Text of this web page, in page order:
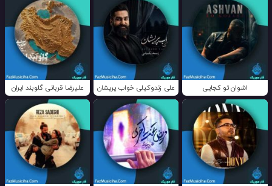
اشوان تو کجایی علی زندوکیلی خواب پریشان علیرضا قربانی گلوبند ایران